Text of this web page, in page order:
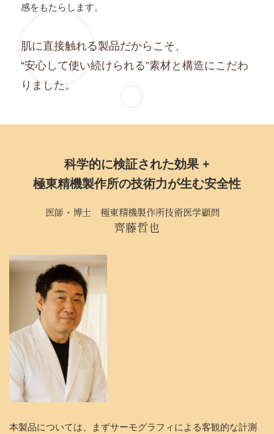
感をもたらします。
肌に直接触れる製品だからこそ、
“安心して使い続けられる”素材と構造にこだわ
りました。
科学的に検証された効果 +
極東精機製作所の技術力が生む安全性
医師・博士 極東精機製作所技術医学顧問
齊藤哲也
本製品については、まずサーモグラフィによる客観的な計測